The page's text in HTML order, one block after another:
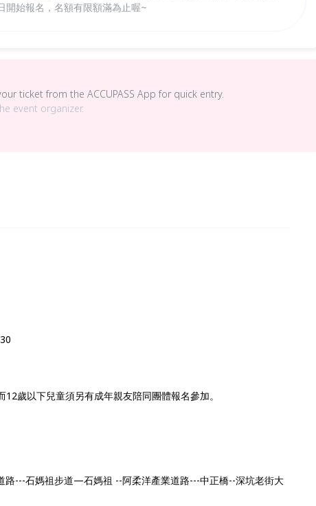
開始報名，名額有限額滿為止喔~
ticket from the ACCUPASS App for quick entry.
event organizer.
歲以下兒童須另有成年親友陪同團體報名參加。
---石媽祖步道—石媽祖 --阿柔洋產業道路---中正橋--深坑老街大